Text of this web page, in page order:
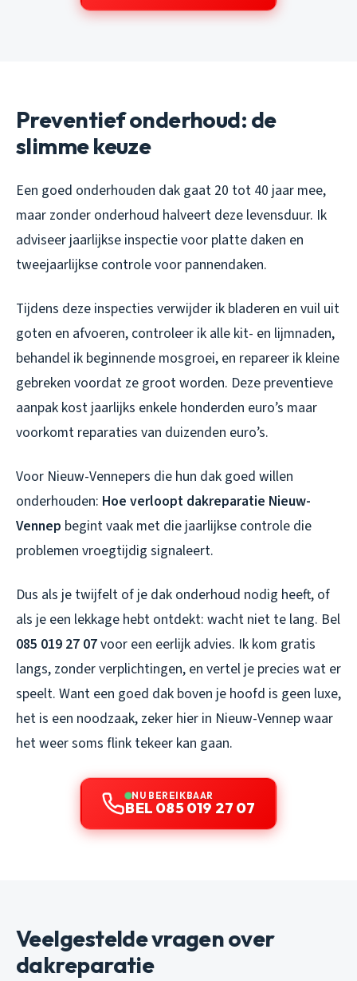
Preventief onderhoud: de
slimme keuze
Een goed onderhouden dak gaat 20 tot 40 jaar mee,
maar zonder onderhoud halveert deze levensduur. Ik
adviseer jaarlijkse inspectie voor platte daken en
tweejaarlijkse controle voor pannendaken.
Tijdens deze inspecties verwijder ik bladeren en vuil uit
goten en afvoeren, controleer ik alle kit- en lijmnaden,
behandel ik beginnende mosgroei, en repareer ik kleine
gebreken voordat ze groot worden. Deze preventieve
aanpak kost jaarlijks enkele honderden euro’s maar
voorkomt reparaties van duizenden euro’s.
Voor Nieuw-Vennepers die hun dak goed willen
onderhouden: Hoe verloopt dakreparatie Nieuw-
Vennep begint vaak met die jaarlijkse controle die
problemen vroegtijdig signaleert.
Dus als je twijfelt of je dak onderhoud nodig heeft, of
als je een lekkage hebt ontdekt: wacht niet te lang. Bel
085 019 27 07voor een eerlijk advies. Ik kom gratis
langs, zonder verplichtingen, en vertel je precies wat er
speelt. Want een goed dak boven je hoofd is geen luxe,
het is een noodzaak, zeker hier in Nieuw-Vennep waar
het weer soms flink tekeer kan gaan.
NU BEREIKBAAR
BEL 085 019 27 07
Veelgestelde vragen over
dakreparatie